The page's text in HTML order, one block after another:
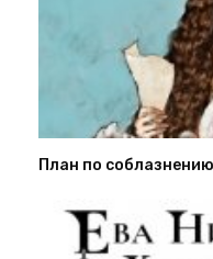
План по